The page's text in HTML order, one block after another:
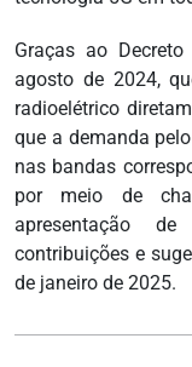
Graças ao
agosto de 2024,
radioelétrico
que a demanda
nas bandas
por meio de
apresentação
contribuições e
de janeiro de 2025.